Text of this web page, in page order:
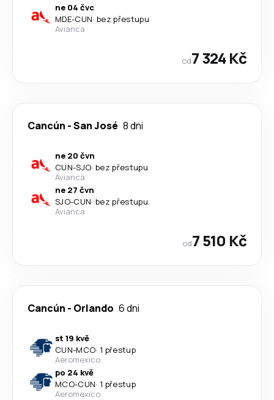
ne 04 čvc
MDE-CUN· bez přestupu
Avianca
od7 324 Kč
Cancún -San José 8 dni
ne 20 čvn
CUN-SJO· bez přestupu
Avianca
ne 27 čvn
SJO-CUN· bez přestupu
Avianca
od7 510 Kč
Cancún - Orlando 6 dni
st 19 kvě
CUN-MCO· 1 přestup
Aeromexico
po 24 kvě
MCO-CUN· 1 přestup
Aeromexico